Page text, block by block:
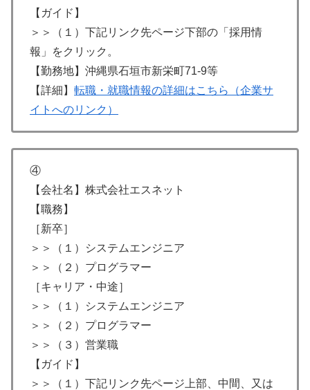
【ガイド】
＞＞（１）下記リンク先ページ下部の「採用情
報」をクリック。
【勤務地】沖縄県石垣市新栄町71-9等
【詳細】 転職・就職情報の詳細はこちら（企業サ
イトへのリンク）
④
【会社名】株式会社エスネット
【職務】
［新卒］
＞＞（１）システムエンジニア
＞＞（２）プログラマー
［キャリア・中途］
＞＞（１）システムエンジニア
＞＞（２）プログラマー
＞＞（３）営業職
【ガイド】
＞＞（１）下記リンク先ページ上部、中間、又は